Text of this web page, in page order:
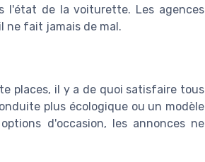
l'état de la voiturette. Les agences
ne fait jamais de mal.
places, il y a de quoi satisfaire tous
plus écologique ou un modèle
d'occasion, les annonces ne